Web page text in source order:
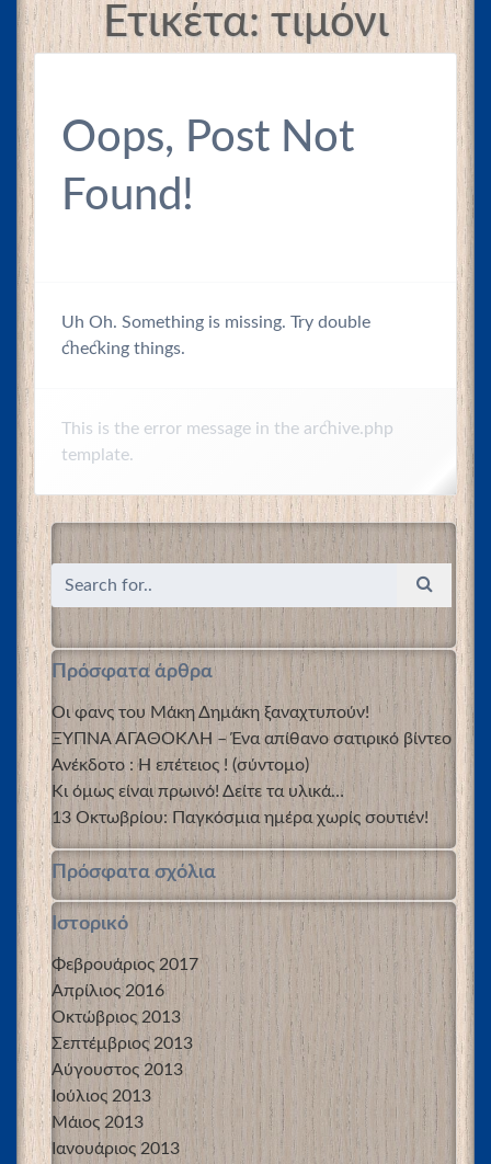
Ετικέτα:τιμόνι
Oops, Post Not
Found!
Uh Oh. Something is missing. Try double
checking things.
This is the error message in the archive.php
template.
Πρόσφατα άρθρα
Οι φανς του Μάκη Δημάκη ξαναχτυπούν!
ΞΥΠΝΑ ΑΓΑΘΟΚΛΗ – Ένα απίθανο σατιρικό βίντεο
Ανέκδοτο : Η επέτειος ! (σύντομο)
Κι όμως είναι πρωινό! Δείτε τα υλικά…
13 Οκτωβρίου: Παγκόσμια ημέρα χωρίς σουτιέν!
Πρόσφατα σχόλια
Ιστορικό
Φεβρουάριος 2017
Απρίλιος 2016
Οκτώβριος 2013
Σεπτέμβριος 2013
Αύγουστος 2013
Ιούλιος 2013
Μάιος 2013
Ιανουάριος 2013